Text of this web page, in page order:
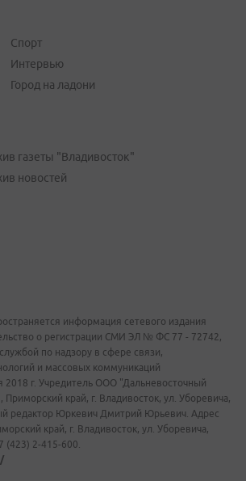
Спорт
Интервью
Город на ладони
газеты "Владивосток"
новостей
информация сетевого издания
о регистрации СМИ ЭЛ № ФС 77 - 72742,
по надзору в сфере связи,
и массовых коммуникаций
2018 г. Учредитель ООО "Дальневосточный
край, г. Владивосток, ул. Уборевича,
редактор Юркевич Дмитрий Юрьевич. Адрес
край, г. Владивосток, ул. Уборевича,
(423) 2-415-600.